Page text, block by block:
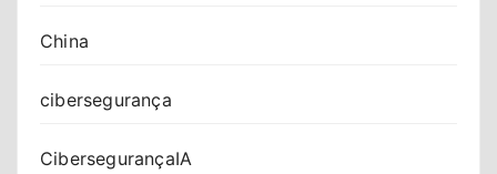
China
cibersegurança
CibersegurançaIA